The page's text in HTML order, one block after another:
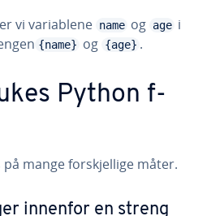
vi variablene name og age i
{name} og {age} .
Python f-
mange forskjellige måter.
innenfor en streng